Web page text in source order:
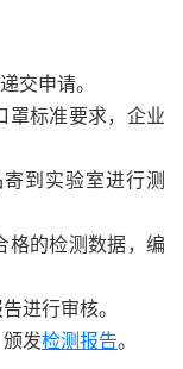
交申请。
标准要求，企业
到实验室进行测
的检测数据，编
行审核。
发检测报告。